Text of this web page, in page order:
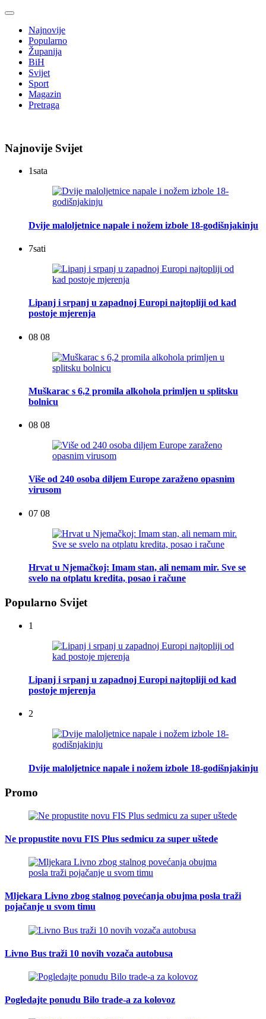
Najnovije
Popularno
Županija
BiH
Svijet
Sport
Magazin
Pretraga
Najnovije Svijet
1sata
Dvije maloljetnice napale i nožem izbole 18-godišnjakinju
7sati
Lipanj i srpanj u zapadnoj Europi najtopliji od kad
postoje mjerenja
08 08
Muškarac s 6,2 promila alkohola primljen u splitsku
bolnicu
08 08
Više od 240 osoba diljem Europe zaraženo opasnim
virusom
07 08
Hrvat u Njemačkoj: Imam stan, ali nemam mir. Sve se
svelo na otplatu kredita, posao i račune
Popularno Svijet
1
Lipanj i srpanj u zapadnoj Europi najtopliji od kad
postoje mjerenja
2
Dvije maloljetnice napale i nožem izbole 18-godišnjakinju
Promo
Ne propustite novu FIS Plus sedmicu za super uštede
Mljekara Livno zbog stalnog povećanja obujma posla traži
pojačanje u svom timu
Livno Bus traži 10 novih vozača autobusa
Pogledajte ponudu Bilo trade-a za kolovoz